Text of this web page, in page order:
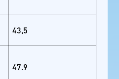
43,5
47.9